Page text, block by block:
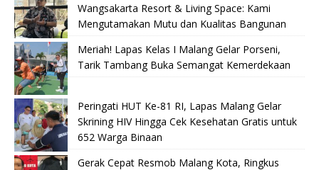
Wangsakarta Resort & Living Space: Kami
Mengutamakan Mutu dan Kualitas Bangunan
Meriah! Lapas Kelas I Malang Gelar Porseni,
Tarik Tambang Buka Semangat Kemerdekaan
Peringati HUT Ke-81 RI, Lapas Malang Gelar
Skrining HIV Hingga Cek Kesehatan Gratis untuk
652 Warga Binaan
Gerak Cepat Resmob Malang Kota, Ringkus